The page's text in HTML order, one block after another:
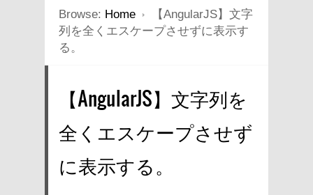
Browse: Home
【AngularJS】文字
列を全くエスケープさせずに表示す
る。
【AngularJS】文字列を
全くエスケープさせず
に表示する。